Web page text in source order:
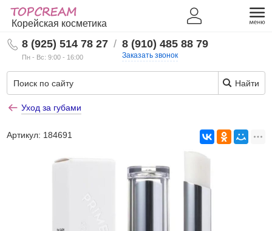
Корейская косметика
8 (925) 514 78 27
Пн - Вс: 9:00 - 16:00
/ 8 (910) 485 88 79
Заказать звонок
Найти
Уход за губами
Артикул: 184691